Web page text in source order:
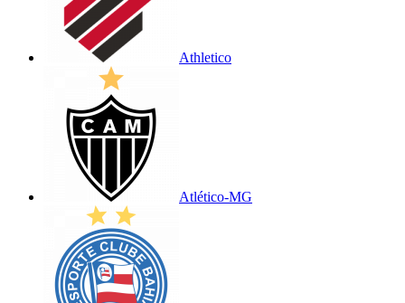
Athletico
Atlético-MG